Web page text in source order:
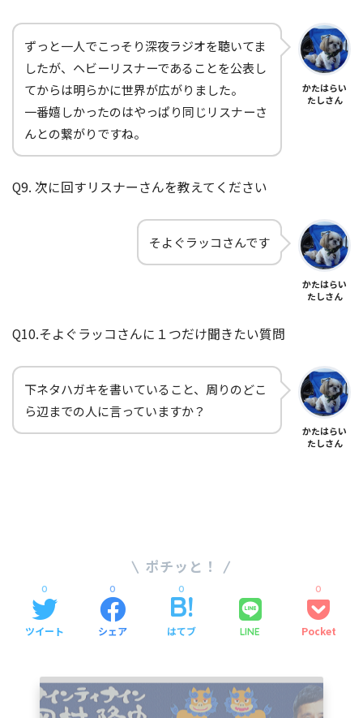
ずっと一人でこっそり深夜ラジオを聴いてま
したが、ヘビーリスナーであることを公表し
てからは明らかに世界が広がりました。
一番嬉しかったのはやっぱり同じリスナーさ
んとの繋がりですね。
かたはらい
たしさん
Q9. 次に回すリスナーさんを教えてください
そよぐラッコさんです
かたはらい
たしさん
Q10.そよぐラッコさんに１つだけ聞きたい質問
下ネタハガキを書いていること、周りのどこ
ら辺までの人に言っていますか？
かたはらい
たしさん
ツイート
0
シェア
0
はてブ
0
LINE Pocket
0